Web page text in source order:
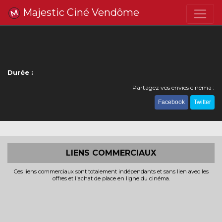
Majestic Ciné Vendôme
Durée :
Partagez vos envies cinéma :
Facebook Twitter
LIENS COMMERCIAUX
Ces liens commerciaux sont totalement indépendants et sans lien avec les
offres et l'achat de place en ligne du cinéma.